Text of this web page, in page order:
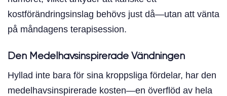
kostförändringsinslag behövs just då—utan att vänta
på måndagens terapisession.
Den Medelhavsinspirerade Vändningen
Hyllad inte bara för sina kroppsliga fördelar, har den
medelhavsinspirerade kosten—en överflöd av hela